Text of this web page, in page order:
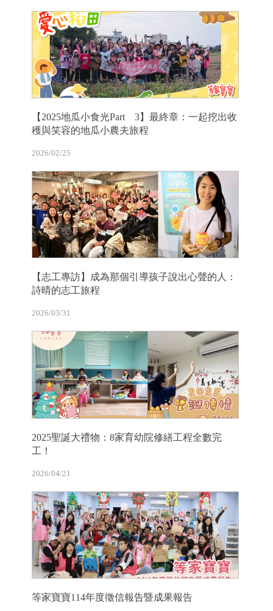
【2025地瓜小食光Part 3】最終章：一起挖出收
穫與笑容的地瓜小農夫旅程
2026/02/25
【志工專訪】成為那個引導孩子說出心聲的人：
詩晴的志工旅程
2026/03/31
2025聖誕大禮物：8家育幼院修繕工程全數完
工！
2026/04/21
等家寶寶114年度徵信報告暨成果報告